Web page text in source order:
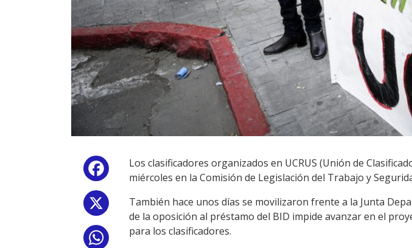
Facebook
WhatsApp
Los clasificadores organizados en UCRUS (Unión de
miércoles en la Comisión de Legislación del Trabajo y
También hace unos días se movilizaron frente a la Junta
de la oposición al préstamo del BID impide avanzar en el
para los clasificadores.